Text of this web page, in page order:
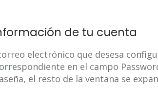
de tu cuenta
electrónico que desesa
en el campo
el resto de la ventana se